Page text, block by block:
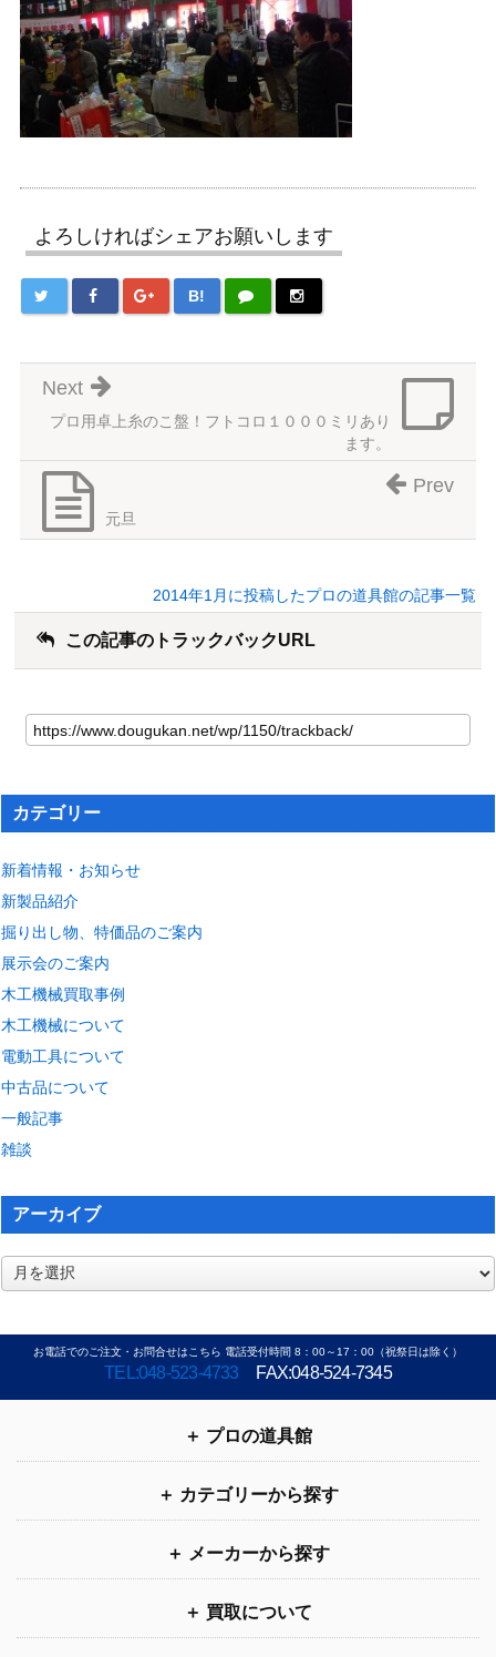
よろしければシェアお願いします
B!
プロ用卓上糸のこ盤！フトコロ１０００ミリあり
ます。
Next
元旦
Prev
2014年1月に投稿したプロの道具館の記事一覧
この記事のトラックバックURL
カテゴリー
新着情報・お知らせ
新製品紹介
掘り出し物、特価品のご案内
展示会のご案内
木工機械買取事例
木工機械について
電動工具について
中古品について
一般記事
雑談
アーカイブ
ア
ー
イ
お電話でのご注文・お問合せはこちら 電話受付時間 8：00～17：00（祝祭日は除く）
TEL:048-523-4733 FAX:048-524-7345
プロの道具館
カテゴリーから探す
メーカーから探す
買取について